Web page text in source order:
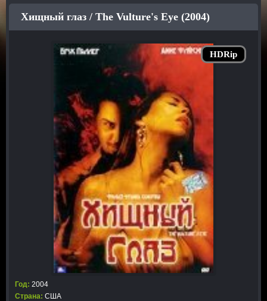
HDRip
Хищный глаз / The Vulture's Eye (2004)
Год: 2004
Страна: США